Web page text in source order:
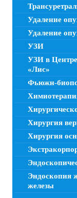
Удаление
Удаление
УЗИ
УЗИ в Центре
«Лис»
Фьюжн-
Хирургия
Хирургия
Эндоскопия
железы